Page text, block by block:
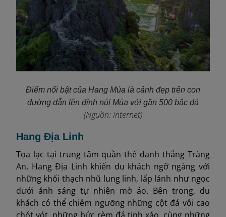
Điểm nổi bật của Hang Múa là cảnh đẹp trên con
đường dẫn lên đỉnh núi Múa với gần 500 bậc đá
(Nguồn: Internet)
Hang Địa Linh
Tọa lạc tại trung tâm quần thể danh thắng Tràng
An, Hang Địa Linh khiến du khách ngỡ ngàng với
những khối thạch nhũ lung linh, lấp lánh như ngọc
dưới ánh sáng tự nhiên mờ ảo. Bên trong, du
khách có thể chiêm ngưỡng những cột đá vôi cao